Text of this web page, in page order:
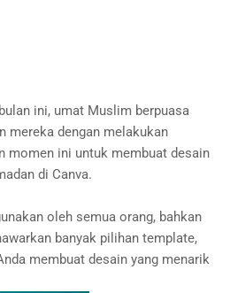
ini, umat Muslim berpuasa
mereka dengan melakukan
momen ini untuk membuat desain
di Canva.
oleh semua orang, bahkan
banyak pilihan template,
membuat desain yang menarik